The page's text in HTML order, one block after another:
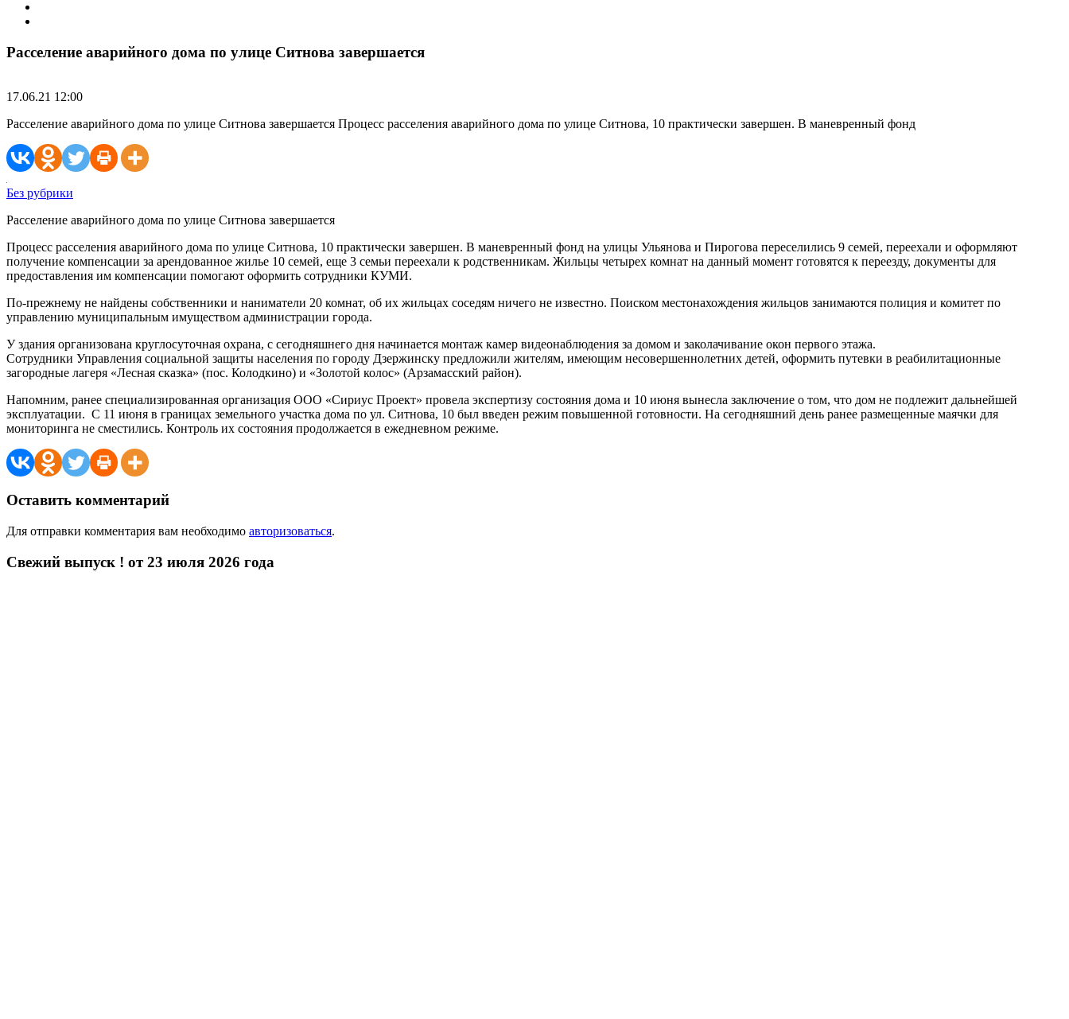
Расселение аварийного дома по улице Ситнова завершается
17.06.21 12:00
Расселение аварийного дома по улице Ситнова завершается Процесс расселения аварийного дома по улице Ситнова, 10 практически завершен. В маневренный фонд
Без рубрики
Расселение аварийного дома по улице Ситнова завершается
Процесс расселения аварийного дома по улице Ситнова, 10 практически завершен. В маневренный фонд на улицы Ульянова и Пирогова переселились 9 семей, переехали и оформляют
получение компенсации за арендованное жилье 10 семей, еще 3 семьи переехали к родственникам. Жильцы четырех комнат на данный момент готовятся к переезду, документы для
предоставления им компенсации помогают оформить сотрудники КУМИ.
По-прежнему не найдены собственники и наниматели 20 комнат, об их жильцах соседям ничего не известно. Поиском местонахождения жильцов занимаются полиция и комитет по
управлению муниципальным имуществом администрации города.
У здания организована круглосуточная охрана, с сегодняшнего дня начинается монтаж камер видеонаблюдения за домом и заколачивание окон первого этажа.
Сотрудники Управления социальной защиты населения по городу Дзержинску предложили жителям, имеющим несовершеннолетних детей, оформить путевки в реабилитационные
загородные лагеря «Лесная сказка» (пос. Колодкино) и «Золотой колос» (Арзамасский район).
Напомним, ранее специализированная организация ООО «Сириус Проект» провела экспертизу состояния дома и 10 июня вынесла заключение о том, что дом не подлежит дальнейшей
эксплуатации. С 11 июня в границах земельного участка дома по ул. Ситнова, 10 был введен режим повышенной готовности. На сегодняшний день ранее размещенные маячки для
мониторинга не сместились. Контроль их состояния продолжается в ежедневном режиме.
Оставить комментарий
Для отправки комментария вам необходимо авторизоваться.
Свежий выпуск ! от 23 июля 2026 года